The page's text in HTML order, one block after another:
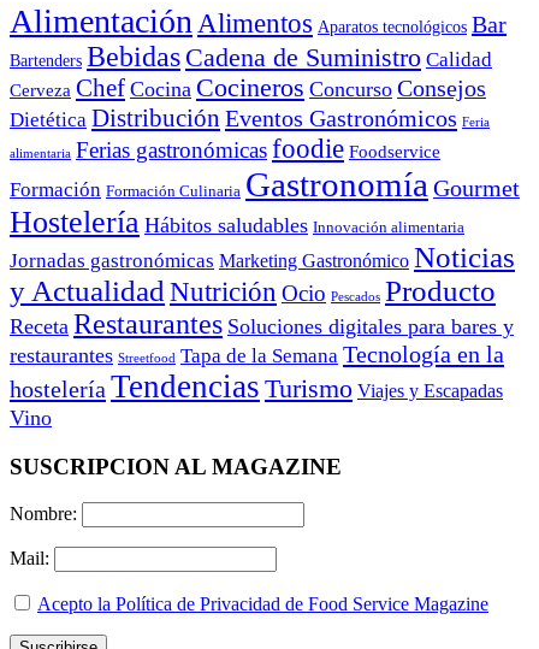
Alimentación Alimentos Aparatos tecnológicos Bar
Bartenders Bebidas Cadena de Suministro Calidad
Cerveza Chef Cocina Cocineros Concurso Consejos
Dietética Distribución Eventos Gastronómicos Feria
alimentaria Ferias gastronómicasfoodie Foodservice
Formación Formación Culinaria Gastronomía Gourmet
Hostelería Hábitos saludables Innovación alimentaria
Jornadas gastronómicas Marketing Gastronómico Noticias
y Actualidad Nutrición Ocio Pescados Producto
Receta Restaurantes Soluciones digitales para bares y
restaurantes Streetfood Tapa de la Semana Tecnología en la
hostelería Tendencias Turismo Viajes y Escapadas
Vino
SUSCRIPCION AL MAGAZINE
Nombre:
Mail:
Acepto la Política de Privacidad de Food Service Magazine